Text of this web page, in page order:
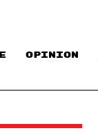
OPINION